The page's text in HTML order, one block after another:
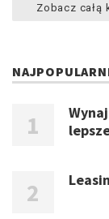
Zobacz całą